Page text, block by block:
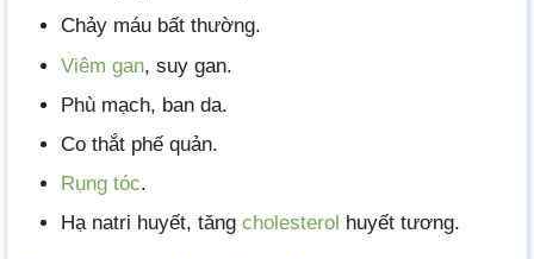
Chảy máu bất thường.
Viêm gan, suy gan.
Phù mạch, ban da.
Co thắt phế quản.
Rụng tóc.
Hạ natri huyết, tăng cholesterol huyết tương.